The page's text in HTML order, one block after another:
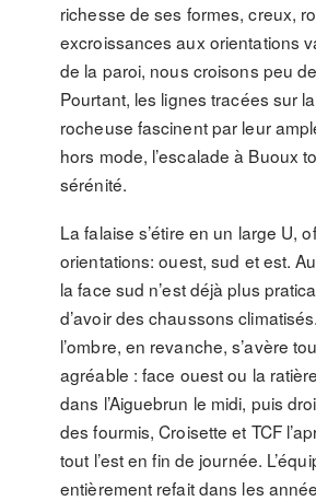
richesse de ses formes, creux,
excroissances aux orientations
de la paroi, nous croisons peu
Pourtant, les lignes tracées sur
rocheuse fascinent par leur
hors mode, l’escalade à Buoux
sérénité.
La falaise s’étire en un large U,
orientations: ouest, sud et est.
la face sud n’est déjà plus
d’avoir des chaussons
l’ombre, en revanche, s’avère
agréable : face ouest ou la
dans l’Aiguebrun le midi, puis
des fourmis, Croisette et TCF
tout l’est en fin de journée.
entièrement refait dans les